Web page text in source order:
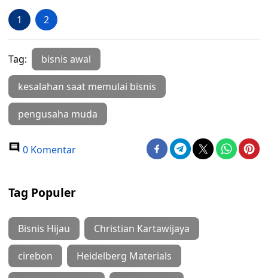
1 2
Tag: bisnis awal
kesalahan saat memulai bisnis
pengusaha muda
0 Komentar
Tag Populer
Bisnis Hijau Christian Kartawijaya
cirebon Heidelberg Materials